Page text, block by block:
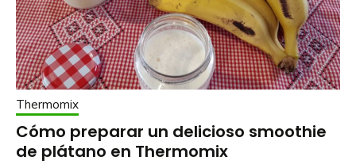
Thermomix
Cómo preparar un delicioso smoothie
de plátano en Thermomix